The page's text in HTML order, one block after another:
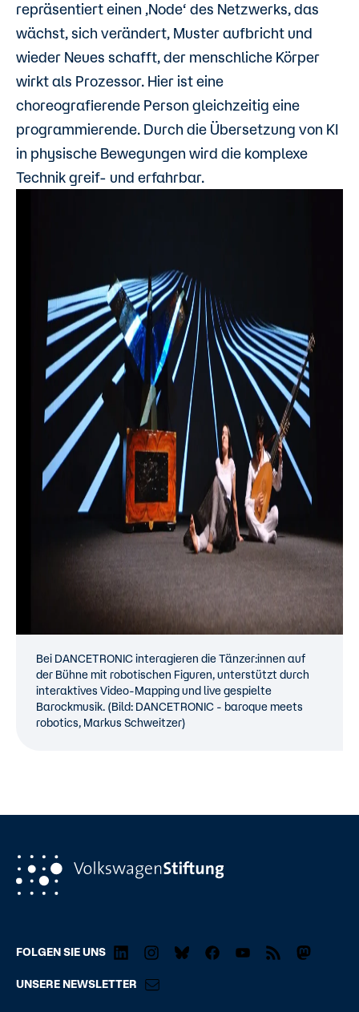
repräsentiert einen ‚Node‘ des Netzwerks, das
wächst, sich verändert, Muster aufbricht und
wieder Neues schafft, der menschliche Körper
wirkt als Prozessor. Hier ist eine
choreografierende Person gleichzeitig eine
programmierende. Durch die Übersetzung von KI
in physische Bewegungen wird die komplexe
Technik greif- und erfahrbar.
Bei DANCETRONIC interagieren die Tänzer:innen auf
der Bühne mit robotischen Figuren, unterstützt durch
interaktives Video-Mapping und live gespielte
Barockmusik. (Bild: DANCETRONIC - baroque meets
robotics, Markus Schweitzer)
FOLGEN SIE UNS
UNSERE NEWSLETTER